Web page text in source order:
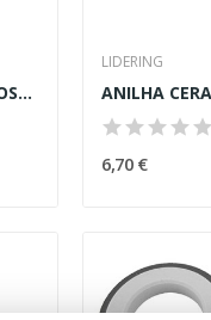
ANILHA CERAMICA ENCOSTO P/ BOMBA 12,0x26,0x8,0mm
LIDERING
6,70 €